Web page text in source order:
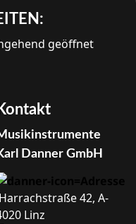
geöffnet
Danner GmbH
Harrach­straße 42, A-
Linz